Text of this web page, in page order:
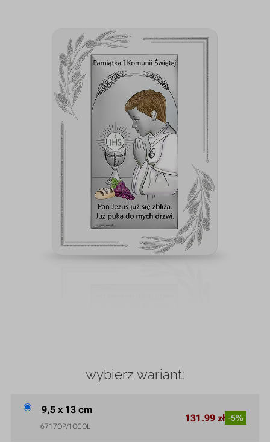
wybierz wariant:
9,5 x 13 cm
6717OP/1OCOL
131.99 zł -5%